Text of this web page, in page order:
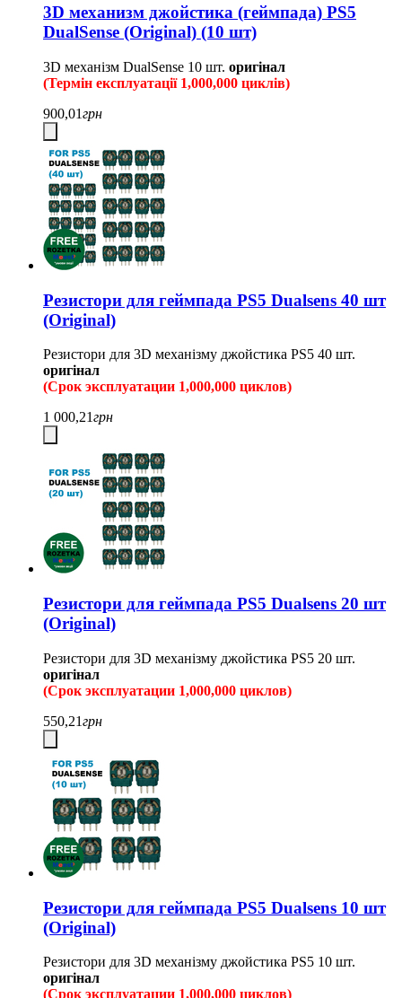
3D механизм джойстика (геймпада) PS5
DualSense (Original) (10 шт)
3D механізм DualSense 10 шт. оригінал
(Термін експлуатації 1,000,000 циклів)
900,01грн
Резистори для геймпада PS5 Dualsens 40 шт
(Original)
Резистори для 3D механізму джойстика PS5 40 шт.
оригінал
(Срок эксплуатации 1,000,000 циклов)
1 000,21грн
Резистори для геймпада PS5 Dualsens 20 шт
(Original)
Резистори для 3D механізму джойстика PS5 20 шт.
оригінал
(Срок эксплуатации 1,000,000 циклов)
550,21грн
Резистори для геймпада PS5 Dualsens 10 шт
(Original)
Резистори для 3D механізму джойстика PS5 10 шт.
оригінал
(Срок эксплуатации 1,000,000 циклов)